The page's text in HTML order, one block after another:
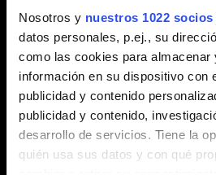
Nosotros y nuestros 1022 socios
datos personales, p.ej., su
como las cookies para almacenar
información en su dispositivo con
publicidad y contenido
publicidad y contenido,
desarrollo de servicios. Tiene la
quién usa sus datos y con qué
Reinicia tu PC.
Vuelve a instalar Cyberpunk
instales ningún mod!
Si instalas el juego en la
el sistema operativo, comprueba
bloqueado por los ajustes de